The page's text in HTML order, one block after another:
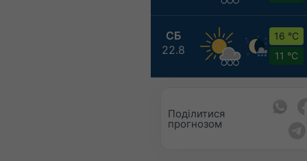
СБ
22.8
16 °C
11 °C
Поділитися
прогнозом